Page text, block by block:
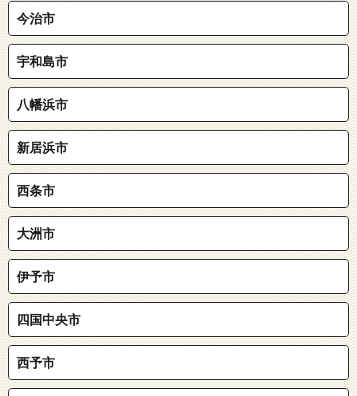
今治市
宇和島市
八幡浜市
新居浜市
西条市
大洲市
伊予市
四国中央市
西予市